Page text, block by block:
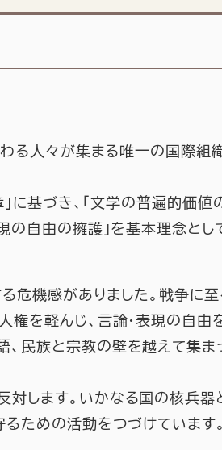
る人々が集まる唯一の国際組織
に基づき、「文学の普遍的価値
の自由の擁護」を基本理念とし
危機感がありました。戦争に
権を軽んじ、言論・表現の自由
民族と宗教の壁を越えて集ま
対します。いかなる国の核兵器
るための活動をつづけています。